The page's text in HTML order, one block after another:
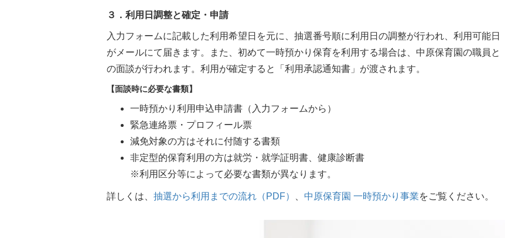
３．利用日調整と確定・申請
入力フォームに記載した利用希望日を元に、抽選番号順に利用日の調整が行われ、利用可能日
がメールにて届きます。また、初めて一時預かり保育を利用する場合は、中原保育園の職員と
の面談が行われます。利用が確定すると「利用承認通知書」が渡されます。
【面談時に必要な書類】
一時預かり利用申込申請書（入力フォームから）
緊急連絡票・プロフィール票
減免対象の方はそれに付随する書類
非定型的保育利用の方は就労・就学証明書、健康診断書
※利用区分等によって必要な書類が異なります。
詳しくは、 抽選から利用までの流れ（PDF） 中原保育園 一時預かり事業をご覧ください。